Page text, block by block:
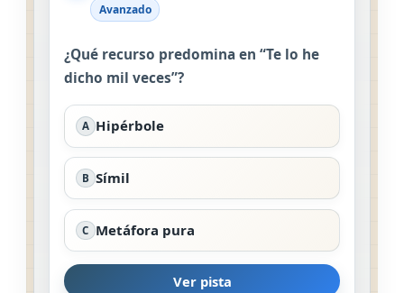
Avanzado
¿Qué recurso predomina en “Te lo he
dicho mil veces”?
A Hipérbole
B Símil
C Metáfora pura
Ver pista